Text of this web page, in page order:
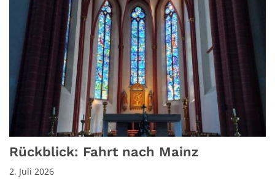
Rückblick: Fahrt nach Mainz
2. Juli 2026